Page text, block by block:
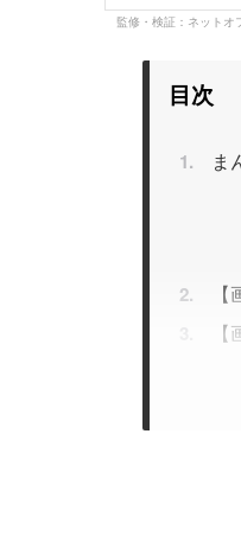
監修・検証：ネットオ
目次
ま